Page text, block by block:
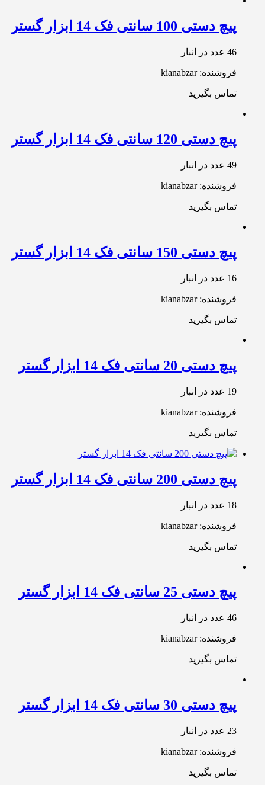
پیچ دستی 100 سانتی فک 14 ابزار گستر
46 عدد در انبار
فروشنده: kianabzar
تماس بگیرید
پیچ دستی 120 سانتی فک 14 ابزار گستر
49 عدد در انبار
فروشنده: kianabzar
تماس بگیرید
پیچ دستی 150 سانتی فک 14 ابزار گستر
16 عدد در انبار
فروشنده: kianabzar
تماس بگیرید
پیچ دستی 20 سانتی فک 14 ابزار گستر
19 عدد در انبار
فروشنده: kianabzar
تماس بگیرید
پیچ دستی 200 سانتی فک 14 ابزار گستر
18 عدد در انبار
فروشنده: kianabzar
تماس بگیرید
پیچ دستی 25 سانتی فک 14 ابزار گستر
46 عدد در انبار
فروشنده: kianabzar
تماس بگیرید
پیچ دستی 30 سانتی فک 14 ابزار گستر
23 عدد در انبار
فروشنده: kianabzar
تماس بگیرید